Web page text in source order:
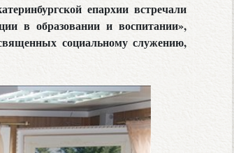
епархии встречали
в образовании и воспитании»,
социальному служению,